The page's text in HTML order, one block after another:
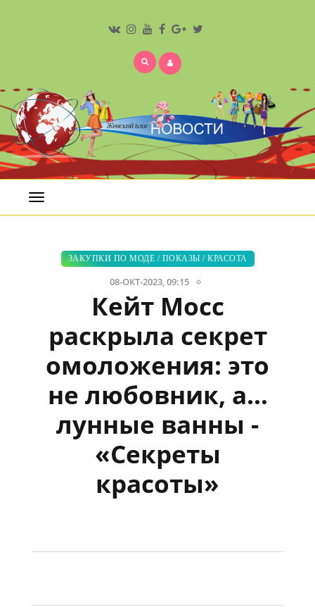
Открыть
меню
ЗАКУПКИ ПО МОДЕ / ПОКАЗЫ / КРАСОТА
08-ОКТ-2023, 09:15
Кейт Мосс
раскрыла секрет
омоложения: это
не любовник, а…
лунные ванны -
«Секреты
красоты»